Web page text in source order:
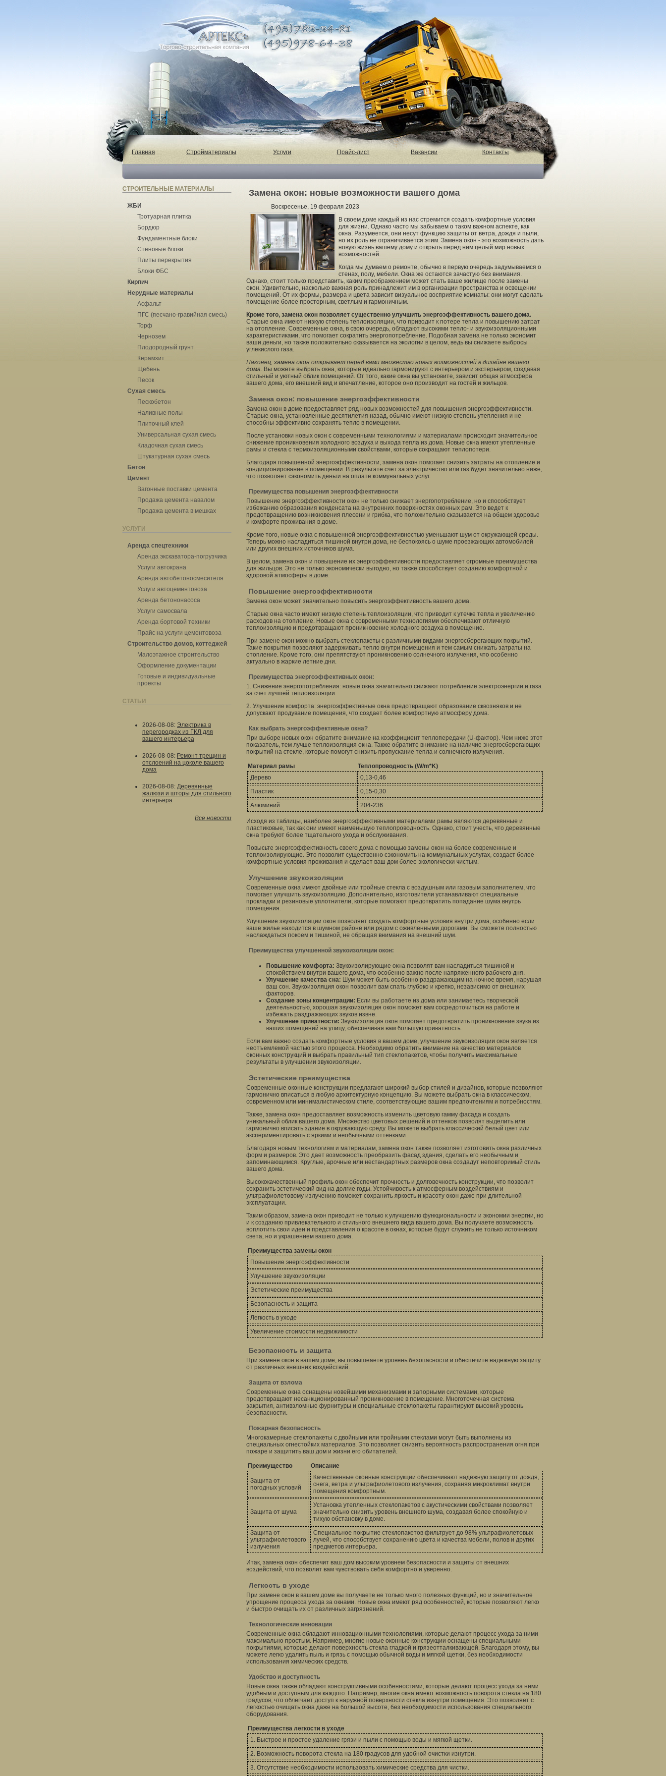
Главная Стройматериалы Услуги Прайс-лист Вакансии Контакты
СТРОИТЕЛЬНЫЕ МАТЕРИАЛЫ
ЖБИ
Тротуарная плитка
Бордюр
Фундаментные блоки
Стеновые блоки
Плиты перекрытия
Блоки ФБС
Кирпич
Нерудные материалы
Асфальт
ПГС (песчано-гравийная смесь)
Торф
Чернозем
Плодородный грунт
Керамзит
Щебень
Песок
Сухая смесь
Пескобетон
Наливные полы
Плиточный клей
Универсальная сухая смесь
Кладочная сухая смесь
Штукатурная сухая смесь
Бетон
Цемент
Вагонные поставки цемента
Продажа цемента навалом
Продажа цемента в мешках
УСЛУГИ
Аренда спецтехники
Аренда экскаватора-погрузчика
Услуги автокрана
Аренда автобетоносмесителя
Услуги автоцементовоза
Аренда бетононасоса
Услуги самосвала
Аренда бортовой техники
Прайс на услуги цементовоза
Строительство домов, коттеджей
Малоэтажное строительство
Оформление документации
Готовые и индивидуальные
проекты
СТАТЬИ
2026-08-08: Электрика в
перегородках из ГКЛ для
вашего интерьера
2026-08-08: Ремонт трещин и
отслоений на цоколе вашего
дома
2026-08-08: Деревянные
жалюзи и шторы для стильного
интерьера
Все новости
Замена окон: новые возможности вашего дома
Воскресенье, 19 февраля 2023
В своем доме каждый из нас стремится создать комфортные условия
для жизни. Однако часто мы забываем о таком важном аспекте, как
окна. Разумеется, они несут функцию защиты от ветра, дождя и пыли,
но их роль не ограничивается этим. Замена окон - это возможность дать
новую жизнь вашему дому и открыть перед ним целый мир новых
возможностей.
Когда мы думаем о ремонте, обычно в первую очередь задумываемся о
стенах, полу, мебели. Окна же остаются зачастую без внимания.
Однако, стоит только представить, каким преображением может стать ваше жилище после замены
окон. Удивительно, насколько важная роль принадлежит им в организации пространства и освещении
помещений. От их формы, размера и цвета зависит визуальное восприятие комнаты: они могут сделать
помещение более просторным, светлым и гармоничным.
Кроме того, замена окон позволяет существенно улучшить энергоэффективность вашего дома.
Старые окна имеют низкую степень теплоизоляции, что приводит к потере тепла и повышению затрат
на отопление. Современные окна, в свою очередь, обладают высокими тепло- и звукоизоляционными
характеристиками, что помогает сократить энергопотребление. Подобная замена не только экономит
ваши деньги, но также положительно сказывается на экологии в целом, ведь вы снижаете выбросы
углекислого газа.
Наконец, замена окон открывает перед вами множество новых возможностей в дизайне вашего
дома. Вы можете выбрать окна, которые идеально гармонируют с интерьером и экстерьером, создавая
стильный и уютный облик помещений. От того, какие окна вы установите, зависит общая атмосфера
вашего дома, его внешний вид и впечатление, которое оно производит на гостей и жильцов.
Замена окон: повышение энергоэффективности
Замена окон в доме предоставляет ряд новых возможностей для повышения энергоэффективности.
Старые окна, установленные десятилетия назад, обычно имеют низкую степень утепления и не
способны эффективно сохранять тепло в помещении.
После установки новых окон с современными технологиями и материалами происходит значительное
снижение проникновения холодного воздуха и выхода тепла из дома. Новые окна имеют утепленные
рамы и стекла с термоизоляционными свойствами, которые сокращают теплопотери.
Благодаря повышенной энергоэффективности, замена окон помогает снизить затраты на отопление и
кондиционирование в помещении. В результате счет за электричество или газ будет значительно ниже,
что позволяет сэкономить деньги на оплате коммунальных услуг.
Преимущества повышения энергоэффективности
Повышение энергоэффективности окон не только снижает энергопотребление, но и способствует
избежанию образования конденсата на внутренних поверхностях оконных рам. Это ведет к
предотвращению возникновения плесени и грибка, что положительно сказывается на общем здоровье
и комфорте проживания в доме.
Кроме того, новые окна с повышенной энергоэффективностью уменьшают шум от окружающей среды.
Теперь можно насладиться тишиной внутри дома, не беспокоясь о шуме проезжающих автомобилей
или других внешних источников шума.
В целом, замена окон и повышение их энергоэффективности предоставляет огромные преимущества
для жильцов. Это не только экономически выгодно, но также способствует созданию комфортной и
здоровой атмосферы в доме.
Повышение энергоэффективности
Замена окон может значительно повысить энергоэффективность вашего дома.
Старые окна часто имеют низкую степень теплоизоляции, что приводит к утечке тепла и увеличению
расходов на отопление. Новые окна с современными технологиями обеспечивают отличную
теплоизоляцию и предотвращают проникновение холодного воздуха в помещение.
При замене окон можно выбрать стеклопакеты с различными видами энергосберегающих покрытий.
Такие покрытия позволяют задерживать тепло внутри помещения и тем самым снижать затраты на
отопление. Кроме того, они препятствуют проникновению солнечного излучения, что особенно
актуально в жаркие летние дни.
Преимущества энергоэффективных окон:
1. Снижение энергопотребления: новые окна значительно снижают потребление электроэнергии и газа
за счет лучшей теплоизоляции.
2. Улучшение комфорта: энергоэффективные окна предотвращают образование сквозняков и не
допускают продувание помещения, что создает более комфортную атмосферу дома.
Как выбрать энергоэффективные окна?
При выборе новых окон обратите внимание на коэффициент теплопередачи (U-фактор). Чем ниже этот
показатель, тем лучше теплоизоляция окна. Также обратите внимание на наличие энергосберегающих
покрытий на стекле, которые помогут снизить пропускание тепла и солнечного излучения.
Материал рамы
Теплопроводность (W/m*K)
Дерево
0,13-0,46
Пластик
0,15-0,30
Алюминий
204-236
Исходя из таблицы, наиболее энергоэффективными материалами рамы являются деревянные и
пластиковые, так как они имеют наименьшую теплопроводность. Однако, стоит учесть, что деревянные
окна требуют более тщательного ухода и обслуживания.
Повысьте энергоэффективность своего дома с помощью замены окон на более современные и
теплоизолирующие. Это позволит существенно сэкономить на коммунальных услугах, создаст более
комфортные условия проживания и сделает ваш дом более экологически чистым.
Улучшение звукоизоляции
Современные окна имеют двойные или тройные стекла с воздушным или газовым заполнителем, что
помогает улучшить звукоизоляцию. Дополнительно, изготовители устанавливают специальные
прокладки и резиновые уплотнители, которые помогают предотвратить попадание шума внутрь
помещения.
Улучшение звукоизоляции окон позволяет создать комфортные условия внутри дома, особенно если
ваше жилье находится в шумном районе или рядом с оживленными дорогами. Вы сможете полностью
наслаждаться покоем и тишиной, не обращая внимания на внешний шум.
Преимущества улучшенной звукоизоляции окон:
Повышение комфорта: Звукоизолирующие окна позволят вам насладиться тишиной и
спокойствием внутри вашего дома, что особенно важно после напряженного рабочего дня.
Улучшение качества сна: Шум может быть особенно раздражающим на ночное время, нарушая
ваш сон. Звукоизоляция окон позволит вам спать глубоко и крепко, независимо от внешних
факторов.
Создание зоны концентрации: Если вы работаете из дома или занимаетесь творческой
деятельностью, хорошая звукоизоляция окон поможет вам сосредоточиться на работе и
избежать раздражающих звуков извне.
Улучшение приватности: Звукоизоляция окон помогает предотвратить проникновение звука из
ваших помещений на улицу, обеспечивая вам большую приватность.
Если вам важно создать комфортные условия в вашем доме, улучшение звукоизоляции окон является
неотъемлемой частью этого процесса. Необходимо обратить внимание на качество материалов
оконных конструкций и выбрать правильный тип стеклопакетов, чтобы получить максимальные
результаты в улучшении звукоизоляции.
Эстетические преимущества
Современные оконные конструкции предлагают широкий выбор стилей и дизайнов, которые позволяют
гармонично вписаться в любую архитектурную концепцию. Вы можете выбрать окна в классическом,
современном или минималистическом стиле, соответствующие вашим предпочтениям и потребностям.
Также, замена окон предоставляет возможность изменить цветовую гамму фасада и создать
уникальный облик вашего дома. Множество цветовых решений и оттенков позволят выделить или
гармонично вписать здание в окружающую среду. Вы можете выбрать классический белый цвет или
экспериментировать с яркими и необычными оттенками.
Благодаря новым технологиям и материалам, замена окон также позволяет изготовить окна различных
форм и размеров. Это дает возможность преобразить фасад здания, сделать его необычным и
запоминающимся. Круглые, арочные или нестандартных размеров окна создадут неповторимый стиль
вашего дома.
Высококачественный профиль окон обеспечит прочность и долговечность конструкции, что позволит
сохранить эстетический вид на долгие годы. Устойчивость к атмосферным воздействиям и
ультрафиолетовому излучению поможет сохранить яркость и красоту окон даже при длительной
эксплуатации.
Таким образом, замена окон приводит не только к улучшению функциональности и экономии энергии, но
и к созданию привлекательного и стильного внешнего вида вашего дома. Вы получаете возможность
воплотить свои идеи и представления о красоте в окнах, которые будут служить не только источником
света, но и украшением вашего дома.
Преимущества замены окон
Повышение энергоэффективности
Улучшение звукоизоляции
Эстетические преимущества
Безопасность и защита
Легкость в уходе
Увеличение стоимости недвижимости
Безопасность и защита
При замене окон в вашем доме, вы повышеаете уровень безопасности и обеспечите надежную защиту
от различных внешних воздействий.
Защита от взлома
Современные окна оснащены новейшими механизмами и запорными системами, которые
предотвращают несанкционированный проникновение в помещение. Многоточечная система
закрытия, антивзломные фурнитуры и специальные стеклопакеты гарантируют высокий уровень
безопасности.
Пожарная безопасность
Многокамерные стеклопакеты с двойными или тройными стеклами могут быть выполнены из
специальных огнестойких материалов. Это позволяет снизить вероятность распространения огня при
пожаре и защитить ваш дом и жизни его обитателей.
Преимущество Описание
Защита от
погодных условий
Качественные оконные конструкции обеспечивают надежную защиту от дождя,
снега, ветра и ультрафиолетового излучения, сохраняя микроклимат внутри
помещения комфортным.
Защита от шума
Установка утепленных стеклопакетов с акустическими свойствами позволяет
значительно снизить уровень внешнего шума, создавая более спокойную и
тихую обстановку в доме.
Защита от
ультрафиолетового
излучения
Специальное покрытие стеклопакетов фильтрует до 98% ультрафиолетовых
лучей, что способствует сохранению цвета и качества мебели, полов и других
предметов интерьера.
Итак, замена окон обеспечит ваш дом высоким уровнем безопасности и защиты от внешних
воздействий, что позволит вам чувствовать себя комфортно и уверенно.
Легкость в уходе
При замене окон в вашем доме вы получаете не только много полезных функций, но и значительное
упрощение процесса ухода за окнами. Новые окна имеют ряд особенностей, которые позволяют легко
и быстро очищать их от различных загрязнений.
Технологические инновации
Современные окна обладают инновационными технологиями, которые делают процесс ухода за ними
максимально простым. Например, многие новые оконные конструкции оснащены специальными
покрытиями, которые делают поверхность стекла гладкой и грязеотталкивающей. Благодаря этому, вы
можете легко удалить пыль и грязь с помощью обычной воды и мягкой щетки, без необходимости
использования химических средств.
Удобство и доступность
Новые окна также обладают конструктивными особенностями, которые делают процесс ухода за ними
удобным и доступным для каждого. Например, многие окна имеют возможность поворота стекла на 180
градусов, что облегчает доступ к наружной поверхности стекла изнутри помещения. Это позволяет с
легкостью очищать окна даже на большой высоте, без необходимости использования специального
оборудования.
Преимущества легкости в уходе
1. Быстрое и простое удаление грязи и пыли с помощью воды и мягкой щетки.
2. Возможность поворота стекла на 180 градусов для удобной очистки изнутри.
3. Отсутствие необходимости использовать химические средства для чистки.